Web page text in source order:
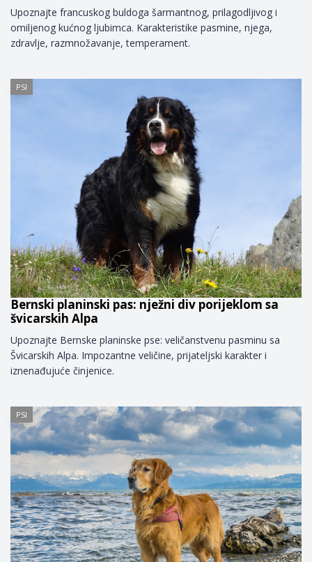
Upoznajte francuskog buldoga šarmantnog, prilagodljivog i
omiljenog kućnog ljubimca. Karakteristike pasmine, njega,
zdravlje, razmnožavanje, temperament.
PSI
Bernski planinski pas: nježni div porijeklom sa
švicarskih Alpa
Upoznajte Bernske planinske pse: veličanstvenu pasminu sa
Švicarskih Alpa. Impozantne veličine, prijateljski karakter i
iznenađujuće činjenice.
PSI